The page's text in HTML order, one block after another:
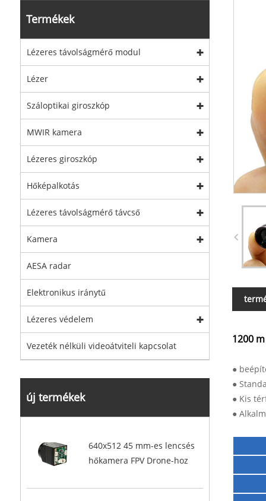
Termékek
Lézeres távolságmérő modul
Lézer
Száloptikai giroszkóp
MWIR kamera
Lézeres giroszkóp
Hőképalkotás
Lézeres távolságmérő távcső
Kamera
AESA radar
Elektronikus iránytű
Lézeres védelem
Vezeték nélküli videoátviteli kapcsolat
új termékek
640x512 45 mm-es lencsés
hőkamera FPV Drone-hoz
1200
●
●
● Kis
●